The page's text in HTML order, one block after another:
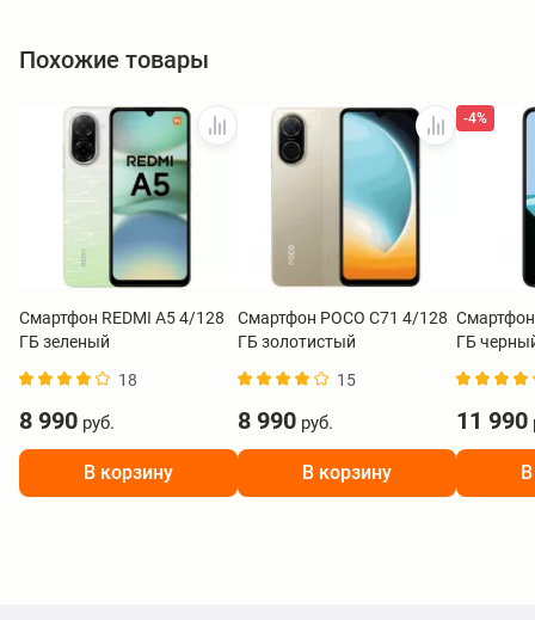
Похожие товары
Смартфон REDMI A5 4/128
ГБ зеленый
18
8 990 руб.
В корзину
Смартфон POCO C71 4/128
ГБ золотистый
15
8 990 руб.
В корзину
-4%
ГБ
11 990